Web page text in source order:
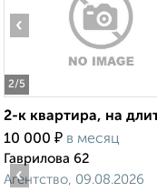
2/5
‹
2-к квартира, на
10 000 ₽ в месяц
Гаврилова 62
Агентство, 09.08.2026
‹